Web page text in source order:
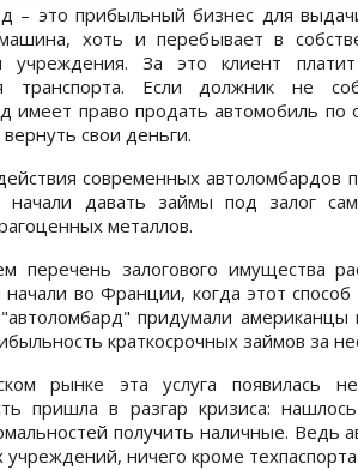
– это прибыльный бизнес для
хоть и перебывает в
учреждения. За это клиент
транспорта. Если должник не
имеет право продать автомобиль по
свои деньги.
современных автоломбардов
начали давать займы под залог
металлов.
перечень залогового имущества
начали во Франции, когда этот
придумали
краткосрочных займов за
рынке эта услуга появилась
пришла в разгар кризиса:
получить наличные. Ведь
ничего кроме